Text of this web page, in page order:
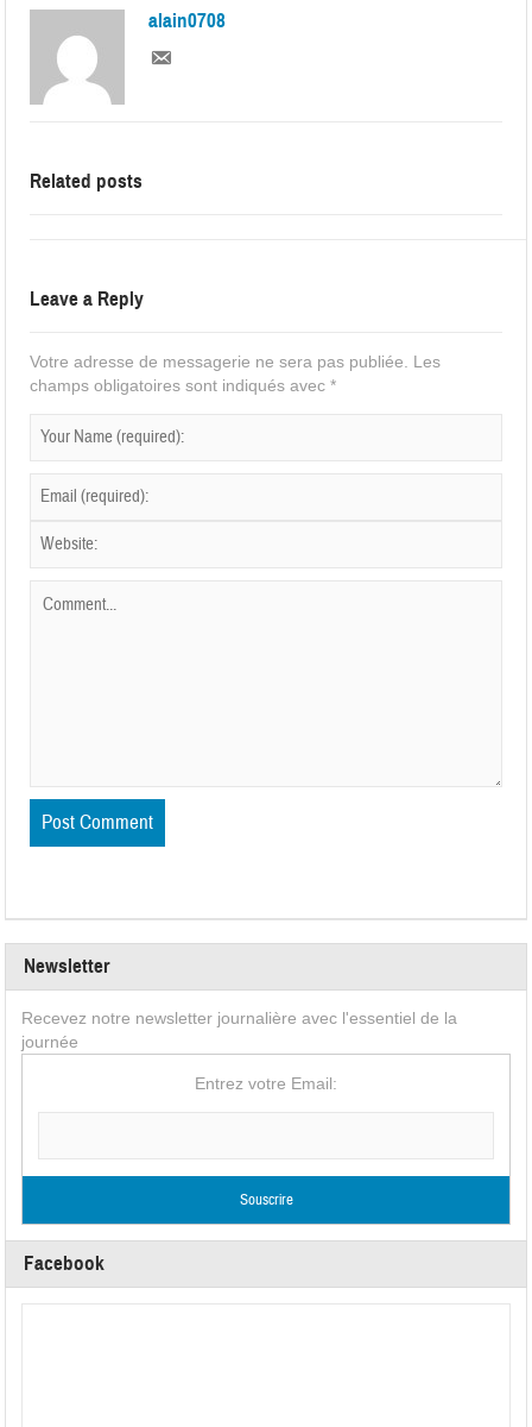
alain0708
Related posts
Leave a Reply
Votre adresse de messagerie ne sera pas publiée.
Les
champs obligatoires sont indiqués avec*
Newsletter
Recevez notre newsletter journalière avec l'essentiel de la
journée
Entrez votre Email:
Facebook